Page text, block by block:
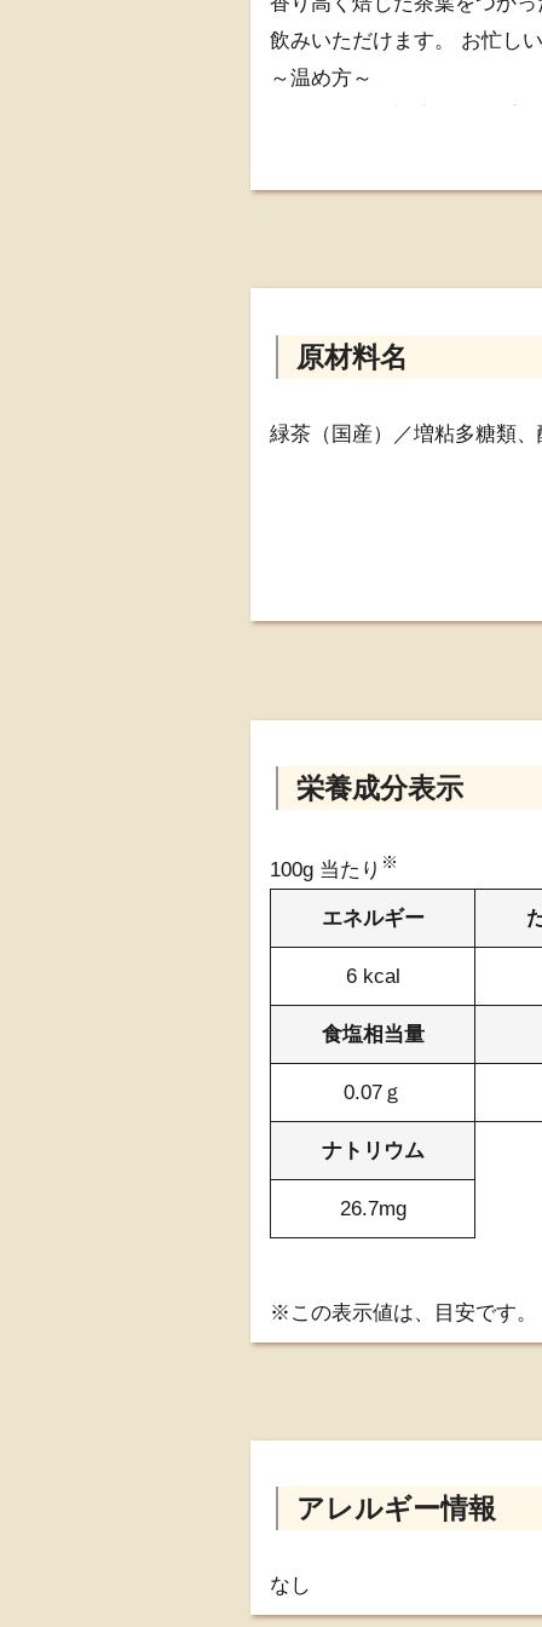
飲みいただけます。 お忙し
～温め方～
い。
原材料名
緑茶（国産）／増粘多糖類
栄養成分表示
100g 当たり ※
エネルギー
6 kcal
食塩相当量
0.07ｇ
ナトリウム
26.7mg
※この表示値は、目安です。
アレルギー情報
なし